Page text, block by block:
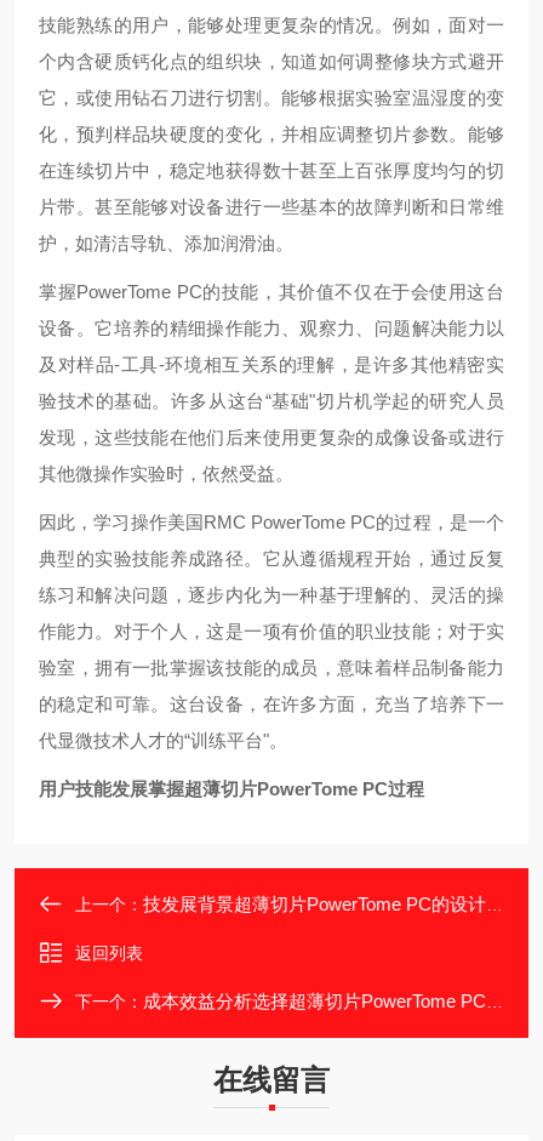
技能熟练的用户，能够处理更复杂的情况。例如，面对一
个内含硬质钙化点的组织块，知道如何调整修块方式避开
它，或使用钻石刀进行切割。能够根据实验室温湿度的变
化，预判样品块硬度的变化，并相应调整切片参数。能够
在连续切片中，稳定地获得数十甚至上百张厚度均匀的切
片带。甚至能够对设备进行一些基本的故障判断和日常维
护，如清洁导轨、添加润滑油。
掌握PowerTome PC的技能，其价值不仅在于会使用这台
设备。它培养的精细操作能力、观察力、问题解决能力以
及对样品-工具-环境相互关系的理解，是许多其他精密实
验技术的基础。许多从这台“基础"切片机学起的研究人员
发现，这些技能在他们后来使用更复杂的成像设备或进行
其他微操作实验时，依然受益。
因此，学习操作美国RMC PowerTome PC的过程，是一个
典型的实验技能养成路径。它从遵循规程开始，通过反复
练习和解决问题，逐步内化为一种基于理解的、灵活的操
作能力。对于个人，这是一项有价值的职业技能；对于实
验室，拥有一批掌握该技能的成员，意味着样品制备能力
的稳定和可靠。这台设备，在许多方面，充当了培养下一
代显微技术人才的“训练平台"。
用户技能发展掌握超薄切片PowerTome PC过程
上一个： 技发展背景超薄切片PowerTome PC的设计理念
返回列表
下一个： 成本效益分析选择超薄切片PowerTome PC考量
在线留言